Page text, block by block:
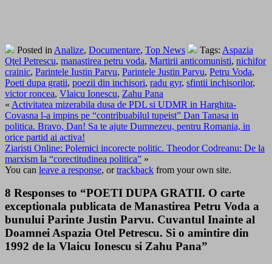
Posted in Analize, Documentare, Top News Tags: Aspazia
Oţel Petrescu, manastirea petru voda, Martirii anticomunisti, nichifor
crainic, Parintele Iustin Parvu, Parintele Justin Parvu, Petru Voda,
Poeti dupa gratii, poezii din inchisori, radu gyr, sfintii inchisorilor,
victor roncea, Vlaicu Ionescu, Zahu Pana
« Activitatea mizerabila dusa de PDL si UDMR in Harghita-
Covasna l-a impins pe “contribuabilul tupeist” Dan Tanasa in
politica. Bravo, Dan! Sa te ajute Dumnezeu, pentru Romania, in
orice partid ai activa!
Ziaristi Online: Polemici incorecte politic. Theodor Codreanu: De la
marxism la “corectitudinea politica” »
You can leave a response, ortrackback from your own site.
8 Responses to “POETI DUPA GRATII. O carte
exceptionala publicata de Manastirea Petru Voda a
bunului Parinte Justin Parvu. Cuvantul Inainte al
Doamnei Aspazia Otel Petrescu. Si o amintire din
1992 de la Vlaicu Ionescu si Zahu Pana”